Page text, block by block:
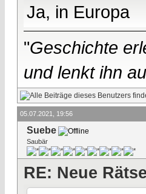
Ja, in Europa
"Geschichte
und lenkt ihn
05.07.2021, 19:56
Suebe
Saubär
RE: Neue Rätsel